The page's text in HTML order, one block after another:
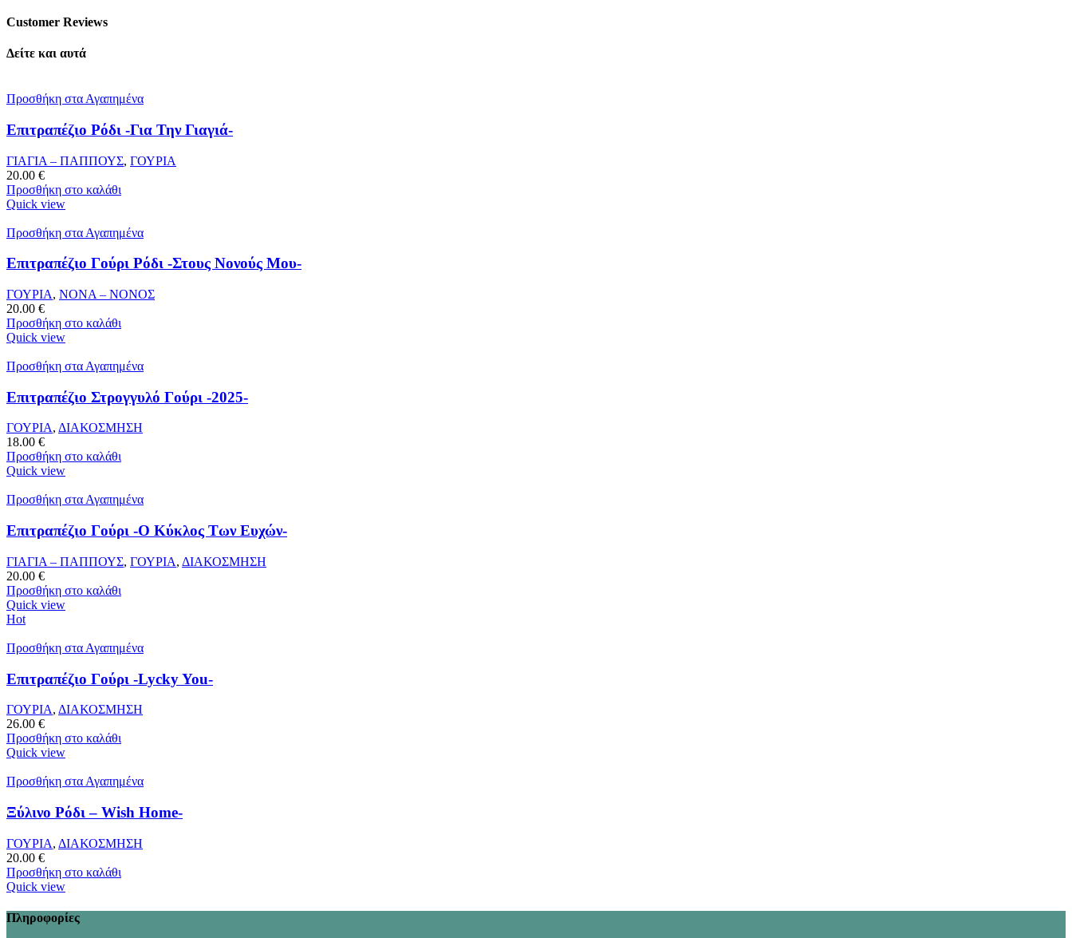
Customer Reviews
Δείτε και αυτά
Προσθήκη στα Αγαπημένα
Επιτραπέζιο Ρόδι -Για Την Γιαγιά-
ΓΙΑΓΙΑ – ΠΑΠΠΟΥΣ, ΓΟΥΡΙΑ
20.00 €
Προσθήκη στο καλάθι
Quick view
Προσθήκη στα Αγαπημένα
Επιτραπέζιο Γούρι Ρόδι -Στους Νονούς Μου-
ΓΟΥΡΙΑ, ΝΟΝΑ – ΝΟΝΟΣ
20.00 €
Προσθήκη στο καλάθι
Quick view
Προσθήκη στα Αγαπημένα
Επιτραπέζιο Στρογγυλό Γούρι -2025-
ΓΟΥΡΙΑ, ΔΙΑΚΟΣΜΗΣΗ
18.00 €
Προσθήκη στο καλάθι
Quick view
Προσθήκη στα Αγαπημένα
Επιτραπέζιο Γούρι -Ο Κύκλος Των Ευχών-
ΓΙΑΓΙΑ – ΠΑΠΠΟΥΣ, ΓΟΥΡΙΑ, ΔΙΑΚΟΣΜΗΣΗ
20.00 €
Προσθήκη στο καλάθι
Quick view
Hot
Προσθήκη στα Αγαπημένα
Επιτραπέζιο Γούρι -Lycky You-
ΓΟΥΡΙΑ, ΔΙΑΚΟΣΜΗΣΗ
26.00 €
Προσθήκη στο καλάθι
Quick view
Προσθήκη στα Αγαπημένα
Ξύλινο Ρόδι – Wish Home-
ΓΟΥΡΙΑ, ΔΙΑΚΟΣΜΗΣΗ
20.00 €
Προσθήκη στο καλάθι
Quick view
Πληροφορίες